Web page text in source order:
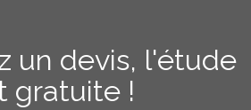
un devis, l'étude
gratuite !